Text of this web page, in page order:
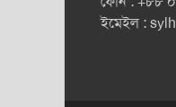
ইমেইল :